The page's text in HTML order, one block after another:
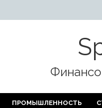
ПРОМЫШЛЕННОСТЬ